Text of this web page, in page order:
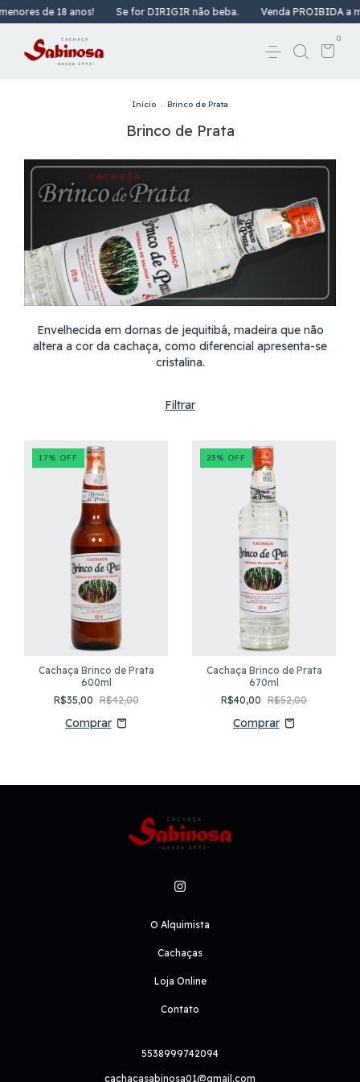
de 18 anos! Se for DIRIGIR não beba. Venda PROIBIDA a
0
Início . Brinco de Prata
Brinco de Prata
Envelhecida em dornas de jequitibá, madeira que não
altera a cor da cachaça, como diferencial apresenta-se
cristalina.
Filtrar
17% OFF
Cachaça Brinco de Prata
600ml
R$35,00 R$42,00
23% OFF
Cachaça Brinco de Prata
670ml
R$40,00 R$52,00
O Alquimista
Cachaças
Loja Online
Contato
5538999742094
cachacasabinosa01@gmail.com